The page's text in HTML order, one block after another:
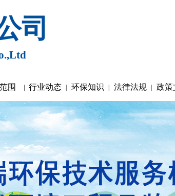
司
围 | 行业动态 | 环保知识 | 法律法规 | 政策